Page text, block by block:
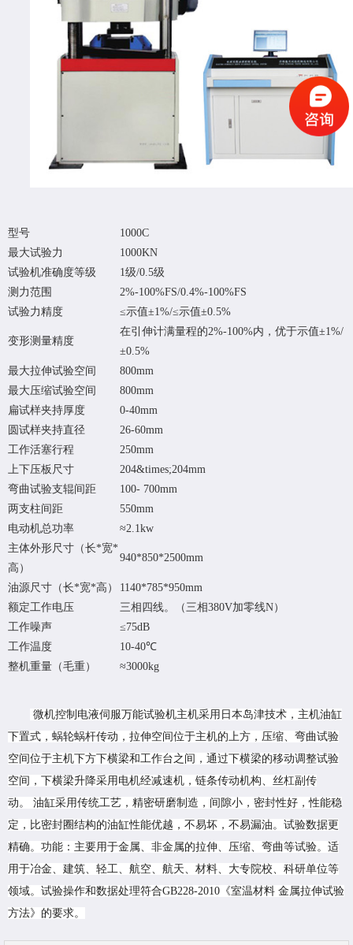
型号
1000C
最大试验力
1000KN
试验机准确度等级
1级/0.5级
测力范围
2%-100%FS/0.4%-100%FS
试验力精度
≤示值±1%/≤示值±0.5%
变形测量精度
在引伸计满量程的2%-100%内，优于示值±1%/
±0.5%
最大拉伸试验空间
800mm
最大压缩试验空间
800mm
扁试样夹持厚度
0-40mm
圆试样夹持直径
26-60mm
工作活塞行程
250mm
上下压板尺寸
204&times;204mm
弯曲试验支辊间距
100- 700mm
两支柱间距
550mm
电动机总功率
≈2.1kw
主体外形尺寸（长*宽*
高）
940*850*2500mm
油源尺寸（长*宽*高）
1140*785*950mm
额定工作电压
三相四线。（三相380V加零线N）
工作噪声
≤75dB
工作温度
10-40℃
整机重量（毛重）
≈3000kg
微机控制电液伺服万能试验机主机采用日本岛津技术，主机油缸
下置式，蜗轮蜗杆传动，拉伸空间位于主机的上方，压缩、弯曲试验
空间位于主机下方下横梁和工作台之间，通过下横梁的移动调整试验
空间，下横梁升降采用电机经减速机，链条传动机构、丝杠副传
动。 油缸采用传统工艺，精密研磨制造，间隙小，密封性好，性能稳
定，比密封圈结构的油缸性能优越，不易坏，不易漏油。试验数据更
精确。功能：主要用于金属、非金属的拉伸、压缩、弯曲等试验。适
用于冶金、建筑、轻工、航空、航天、材料、大专院校、科研单位等
领域。试验操作和数据处理符合GB228-2010《室温材料 金属拉伸试验
方法》的要求。